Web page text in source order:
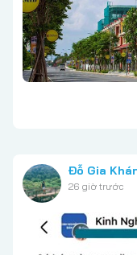
Đỗ Gia
26 giờ trước